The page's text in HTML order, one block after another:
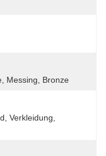
Messing, Bronze
Verkleidung,